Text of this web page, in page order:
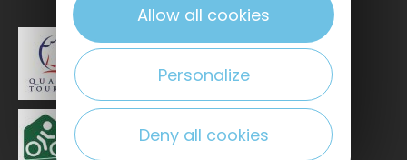
Allow all cookies
Personalize
Deny all cookies